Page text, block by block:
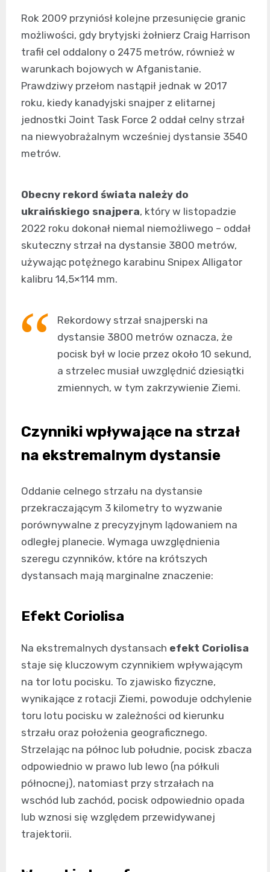
Rok 2009 przyniósł kolejne przesunięcie granic
możliwości, gdy brytyjski żołnierz Craig Harrison
trafił cel oddalony o 2475 metrów, również w
warunkach bojowych w Afganistanie.
Prawdziwy przełom nastąpił jednak w 2017
roku, kiedy kanadyjski snajper z elitarnej
jednostki Joint Task Force 2 oddał celny strzał
na niewyobrażalnym wcześniej dystansie 3540
metrów.
Obecny rekord świata należy do
ukraińskiego snajpera, który w listopadzie
2022 roku dokonał niemal niemożliwego – oddał
skuteczny strzał na dystansie 3800 metrów,
używając potężnego karabinu Snipex Alligator
kalibru 14,5×114 mm.
Rekordowy strzał snajperski na
dystansie 3800 metrów oznacza, że
pocisk był w locie przez około 10 sekund,
a strzelec musiał uwzględnić dziesiątki
zmiennych, w tym zakrzywienie Ziemi.
Czynniki wpływające na strzał
na ekstremalnym dystansie
Oddanie celnego strzału na dystansie
przekraczającym 3 kilometry to wyzwanie
porównywalne z precyzyjnym lądowaniem na
odległej planecie. Wymaga uwzględnienia
szeregu czynników, które na krótszych
dystansach mają marginalne znaczenie:
Efekt Coriolisa
Na ekstremalnych dystansach efekt Coriolisa
staje się kluczowym czynnikiem wpływającym
na tor lotu pocisku. To zjawisko fizyczne,
wynikające z rotacji Ziemi, powoduje odchylenie
toru lotu pocisku w zależności od kierunku
strzału oraz położenia geograficznego.
Strzelając na północ lub południe, pocisk zbacza
odpowiednio w prawo lub lewo (na półkuli
północnej), natomiast przy strzałach na
wschód lub zachód, pocisk odpowiednio opada
lub wznosi się względem przewidywanej
trajektorii.